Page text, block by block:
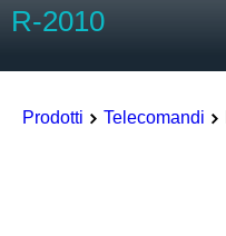
R-2010
Prodotti Telecomandi